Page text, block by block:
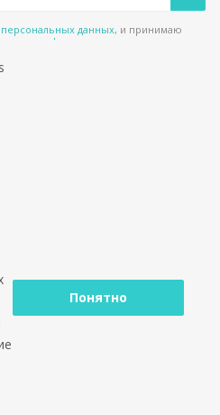
персональных данных, и принимаю
конфиденциальности
бюллетень и получайте наши
каждую пятницу!
сети
лицами и ИП
- производитель городской
вносить изменения в
с минимальными
виде продукта.
Понятно